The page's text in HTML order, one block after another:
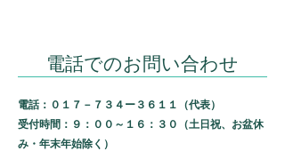
電話でのお問い合わせ
電話：０１７－７３４ー３６１１（代表）
受付時間：９：００～１６：３０（土日祝、お盆休
み・年末年始除く）